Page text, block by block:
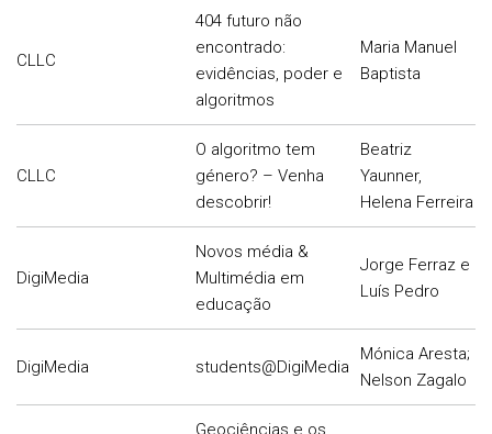
CLLC
404 futuro não
encontrado:
evidências, poder e
algoritmos
Maria Manuel
Baptista
CLLC
O algoritmo tem
género? – Venha
descobrir!
Beatriz
Yaunner,
Helena Ferreira
DigiMedia
Novos média &
Multimédia em
educação
Jorge Ferraz e
Luís Pedro
DigiMedia students@DigiMedia
Mónica Aresta;
Nelson Zagalo
Geociências e os